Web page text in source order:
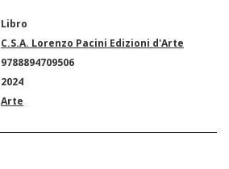
Libro
C.S.A. Lorenzo Pacini Edizioni d'Arte
9788894709506
2024
Arte